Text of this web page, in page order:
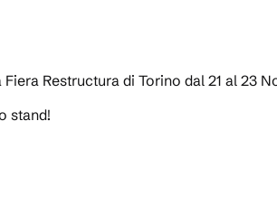
Restructura di Torino dal 21 al 23
stand!